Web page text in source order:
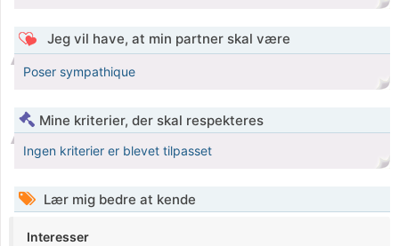
Jeg vil have, at min partner skal være
Poser sympathique
Mine kriterier, der skal respekteres
Ingen kriterier er blevet tilpasset
Lær mig bedre at kende
Interesser